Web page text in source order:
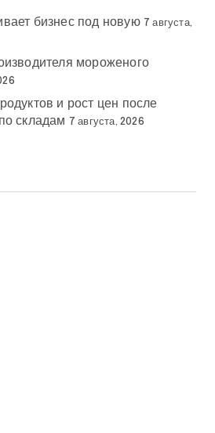
бизнес под новую 7 августа,
мороженого
и рост цен после
складам 7 августа, 2026